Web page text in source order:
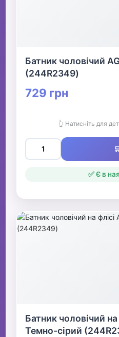
Батник чоловічий
(244R2349)
729 грн
👆 Натисніть для
✅ Є в
Батник чоловічий на
Темно-сірий